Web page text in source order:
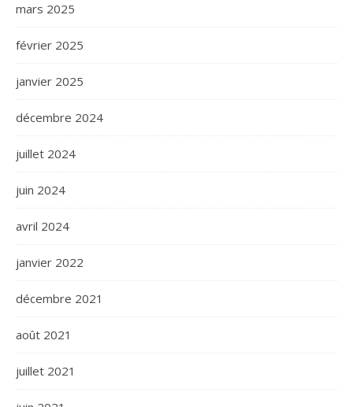
mars 2025
février 2025
janvier 2025
décembre 2024
juillet 2024
juin 2024
avril 2024
janvier 2022
décembre 2021
août 2021
juillet 2021